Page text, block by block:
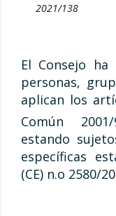
2021/138
El Consejo
personas,
aplican los
Común 2001/
estando
específicas
(CE) n.o 2580/